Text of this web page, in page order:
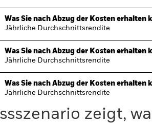
Was Sie nach Abzug der Kosten erhalten
Jährliche Durchschnittsrendite
Was Sie nach Abzug der Kosten erhalten
Jährliche Durchschnittsrendite
Was Sie nach Abzug der Kosten erhalten
Jährliche Durchschnittsrendite
zeigt,